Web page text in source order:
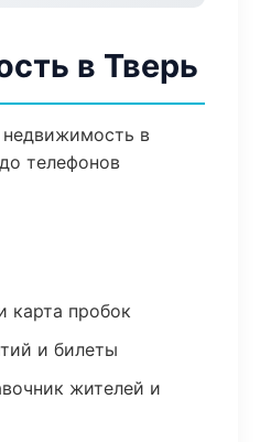
в Тверь
в
телефонов
карта пробок
и билеты
жителей и